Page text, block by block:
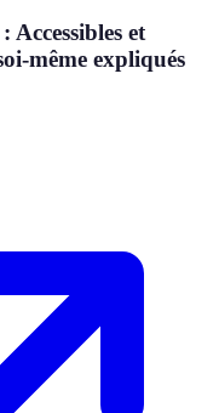
Accessibles et
même expliqués